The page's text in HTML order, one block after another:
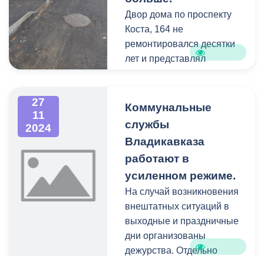
подают куриные
фрикадельки с тыквой,
лобио, фрикасе из курицы,
тыквенный суп со
куриного филе, булгур с
овощами. В рационе
ежедневно присутствуют
мясо или рыба, молоко и
молочные продукты,
сливочное и растительное
масла, хлеб и овощи.
Двор дома по проспекту
Коста, 164 не
ремонтировался десятки
лет и представлял
испорченные бордюры,
27
11
2024
Коммунальные
службы
Владикавказа
работают в
усиленном режиме.
На случай возникновения
внештатных ситуаций в
выходные и праздничные
дни организованы
дежурства. Отдельно